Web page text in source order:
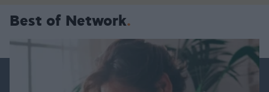
Best of Network